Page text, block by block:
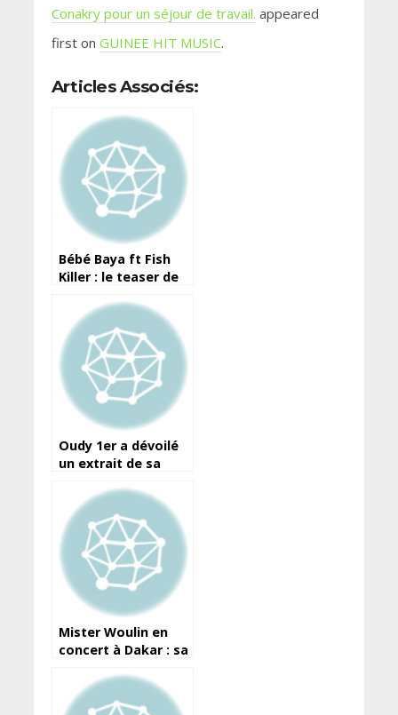
Conakry pour un séjour de travail. appeared
first on GUINEE HIT MUSIC.
Articles Associés:
Bébé Baya ft Fish
Killer : le teaser de
Oudy 1er a dévoilé
un extrait de sa
l’ivoirien Dj Mix.
Mister Woulin en
concert à Dakar : sa
à l’international.